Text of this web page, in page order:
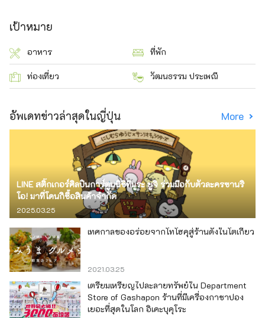
เป้าหมาย
อาหาร ที่พัก
ท่องเที่ยว วัฒนธรรม ประเพณี
อัพเดทข่าวล่าสุดในญี่ปุ่น More
LINE สติ๊กเกอร์ศิลปินการ์ตูนนิชิทีมูระ ยูจิ ร่วมมือกับตัวละครซานริ
โอ! มาที่โดนกิซื้อสินค้าจำกัด
2025.03.25
เทศกาลของอร่อยจากโทโฮคุสู่ร้านดังในโตเกียว
2021.03.25
เตรียมเหรียญไปละลายทรัพย์ใน Department
Store of Gashapon ร้านที่มีเครื่องกาชาปอง
เยอะที่สุดในโลก อิเคะบุคุโระ